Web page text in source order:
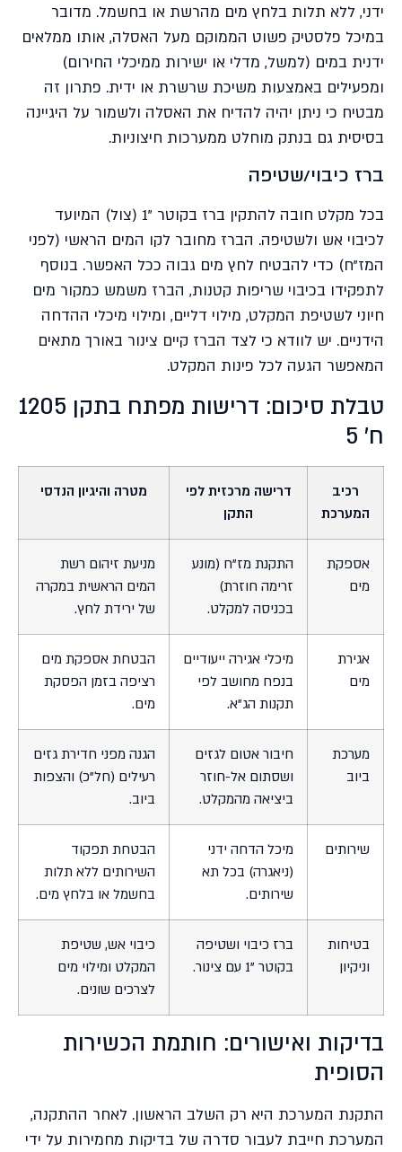
ידני, ללא תלות בלחץ מים מהרשת או בחשמל. מדובר
במיכל פלסטיק פשוט הממוקם מעל האסלה, אותו ממלאים
ידנית במים (למשל, מדלי או ישירות ממיכלי החירום)
ומפעילים באמצעות משיכת שרשרת או ידית. פתרון זה
מבטיח כי ניתן יהיה להדיח את האסלה ולשמור על היגיינה
בסיסית גם בנתק מוחלט ממערכות חיצוניות.
ברז כיבוי/שטיפה
בכל מקלט חובה להתקין ברז בקוטר "1 (צול) המיועד
לכיבוי אש ולשטיפה. הברז מחובר לקו המים הראשי (לפני
המז"ח) כדי להבטיח לחץ מים גבוה ככל האפשר. בנוסף
לתפקידו בכיבוי שריפות קטנות, הברז משמש כמקור מים
חיוני לשטיפת המקלט, מילוי דליים, ומילוי מיכלי ההדחה
הידניים. יש לוודא כי לצד הברז קיים צינור באורך מתאים
המאפשר הגעה לכל פינות המקלט.
טבלת סיכום: דרישות מפתח בתקן 1205
ח' 5
רכיב
המערכת
דרישה מרכזית לפי
התקן
מטרה והיגיון הנדסי
אספקת
מים
התקנת מז"ח (מונע
זרימה חוזרת)
בכניסה למקלט.
מניעת זיהום רשת
המים הראשית במקרה
של ירידת לחץ.
אגירת
מים
מיכלי אגירה ייעודיים
בנפח מחושב לפי
תקנות הג"א.
הבטחת אספקת מים
רציפה בזמן הפסקת
מים.
מערכת
ביוב
חיבור אטום לגזים
ושסתום אל-חוזר
ביציאה מהמקלט.
הגנה מפני חדירת גזים
רעילים (חל"כ) והצפות
ביוב.
שירותים
מיכל הדחה ידני
(ניאגרה) בכל תא
שירותים.
הבטחת תפקוד
השירותים ללא תלות
בחשמל או בלחץ מים.
בטיחות
וניקיון
ברז כיבוי ושטיפה
בקוטר "1 עם צינור.
כיבוי אש, שטיפת
המקלט ומילוי מים
לצרכים שונים.
בדיקות ואישורים: חותמת הכשירות
הסופית
התקנת המערכת היא רק השלב הראשון. לאחר ההתקנה,
המערכת חייבת לעבור סדרה של בדיקות מחמירות על ידי